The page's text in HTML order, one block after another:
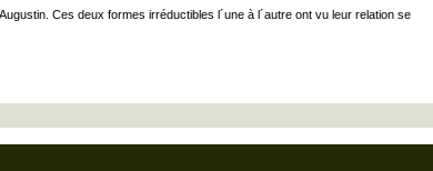
Ces deux formes irréductibles l´une à l´autre ont vu leur relation se